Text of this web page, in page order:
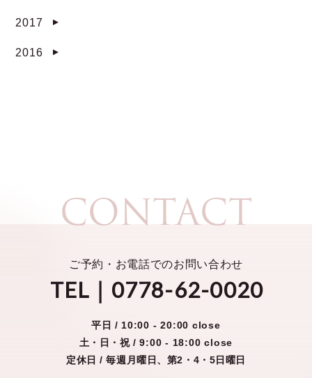
2017 ▼
2016 ▼
CONTACT
ご予約・お電話でのお問い合わせ
TEL｜0778-62-0020
平日 /10:00 - 20:00 close
土・日・祝 /9:00 - 18:00 close
定休日 / 毎週月曜日、第2・4・5日曜日